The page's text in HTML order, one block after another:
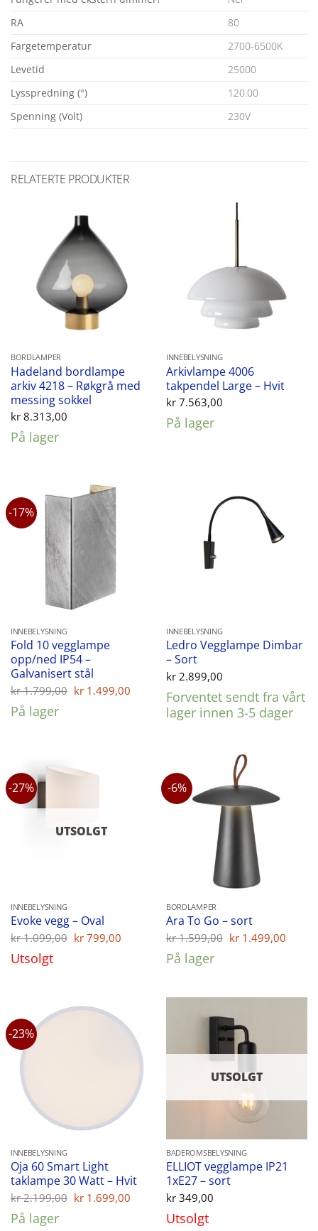
RA
80
Fargetemperatur
2700-6500K
Levetid
25000
Lysspredning (°)
120.00
Spenning (Volt)
230V
RELATERTE PRODUKTER
BORDLAMPER
Hadeland bordlampe
arkiv 4218 – Røkgrå med
messing sokkel
kr8.313,00
På lager
INNEBELYSNING
Arkivlampe 4006
takpendel Large – Hvit
kr7.563,00
På lager
-17%
INNEBELYSNING
Fold 10 vegglampe
opp/ned IP54 –
Galvanisert stål
kr1.799,00 Opprinnelig
kr 1.499,00 Nåværende
kr 1.499,00.
På lager
INNEBELYSNING
Ledro Vegglampe Dimbar
– Sort
kr2.899,00
Forventet sendt fra vårt
lager innen 3-5 dager
-27%
UTSOLGT
INNEBELYSNING
Evoke vegg – Oval
kr1.099,00 Opprinnelig
kr 799,00 Nåværende
Utsolgt
-6%
BORDLAMPER
Ara To Go – sort
kr1.599,00 Opprinnelig
kr 1.499,00
På lager
-23%
INNEBELYSNING
Oja 60 Smart Light
taklampe 30 Watt – Hvit
kr2.199,00 Opprinnelig
kr 1.699,00 Nåværende
På lager
UTSOLGT
BADEROMSBELYSNING
ELLIOT vegglampe IP21
1xE27 – sort
kr349,00
Utsolgt